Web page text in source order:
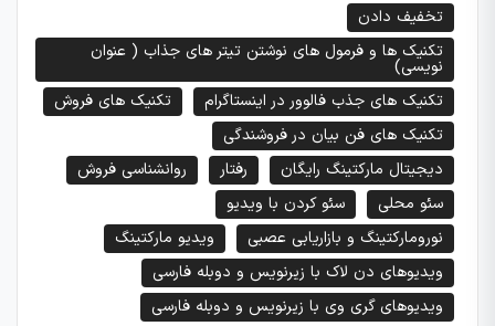
تخفیف دادن
تکنیک ها و فرمول های نوشتن تیتر های جذاب ( عنوان
نویسی)
تکنیک های جذب فالوور در اینستاگرام
تکنیک های فروش
تکنیک های فن بیان در فروشندگی
دیجیتال مارکتینگ رایگان
رفتار
روانشناسی فروش
سئو محلی
سئو کردن با ویدیو
نورومارکتینگ و بازاریابی عصبی
ویدیو مارکتینگ
ویدیوهای دن لاک با زیرنویس و دوبله فارسی
ویدیوهای گری وی با زیرنویس و دوبله فارسی